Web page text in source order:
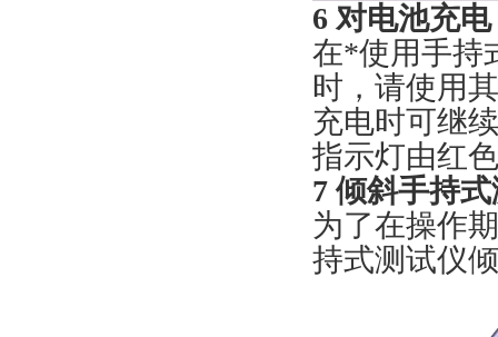
6 对电池充电
在*使用手持
时，请使用
充电时可继
指示灯由红
7 倾斜手持
为了在操作
持式测试仪